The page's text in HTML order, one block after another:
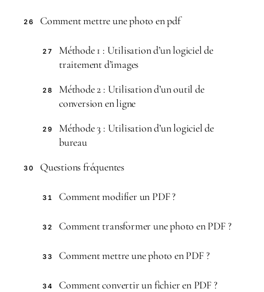
26 Comment mettre une photo en pdf
27
Méthode 1 : Utilisation d’un logiciel de
traitement d’images
28
Méthode 2 : Utilisation d’un outil de
conversion en ligne
29
Méthode 3 : Utilisation d’un logiciel de
bureau
30 Questions fréquentes
31 Comment modifier un PDF ?
32 Comment transformer une photo en PDF ?
33 Comment mettre une photo en PDF ?
34 Comment convertir un fichier en PDF ?